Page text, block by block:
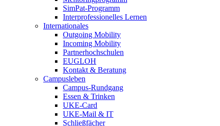
SimPat-Programm
Interprofessionelles Lernen
Internationales
Outgoing Mobility
Incoming Mobility
Partnerhochschulen
EUGLOH
Kontakt & Beratung
Campusleben
Campus-Rundgang
Essen & Trinken
UKE-Card
UKE-Mail & IT
Schließfächer